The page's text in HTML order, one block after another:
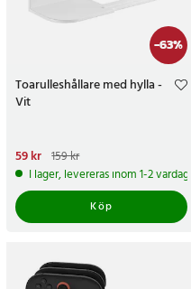
-63%
Toarulleshållare med hylla -
Vit
Nuvarande pris
pris:159 kr
59 kr 159 kr
I lager, levereras inom 1-2 vardagar
Köp